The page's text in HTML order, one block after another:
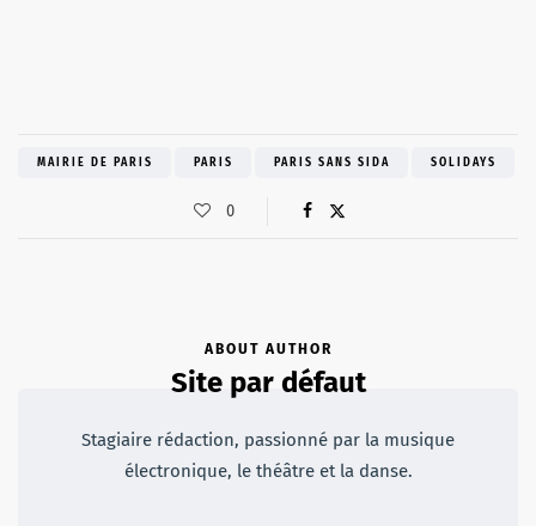
MAIRIE DE PARIS PARIS PARIS SANS SIDA SOLIDAYS
0
ABOUT AUTHOR
Site par défaut
Stagiaire rédaction, passionné par la musique
électronique, le théâtre et la danse.